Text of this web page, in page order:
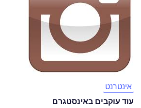
אינטרנט
עוד עוקבים באינסטגרם